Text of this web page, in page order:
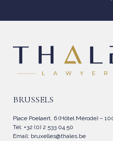
BRUSSELS
Place Poelaert, 6 (Hôtel Mérode) –
Tél: +32 (0) 2 533 04 50
Email: bruxelles@thales.be